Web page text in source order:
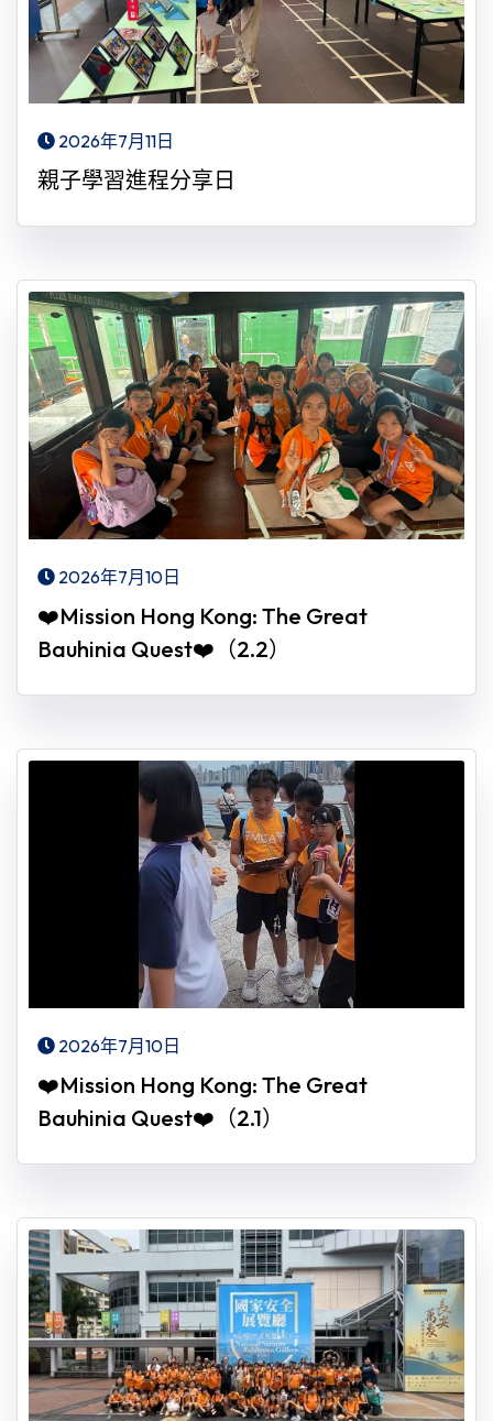
2026年7月11日
親子學習進程分享日
2026年7月10日
❤️Mission Hong Kong: The Great
Bauhinia Quest❤️（2.2）
2026年7月10日
❤️Mission Hong Kong: The Great
Bauhinia Quest❤️（2.1）